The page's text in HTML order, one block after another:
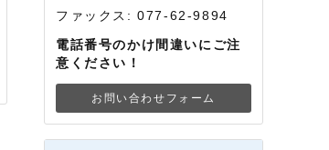
ファックス: 077-62-9894
電話番号のかけ間違いにご注
意ください！
お問い合わせフォーム